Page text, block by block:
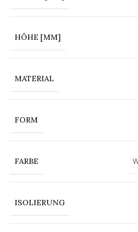
HÖHE [MM]
MATERIAL
FORM
FARBE
ISOLIERUNG